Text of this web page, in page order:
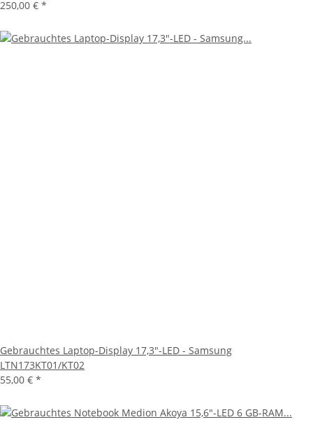
250,00 € *
Gebrauchtes Laptop-Display 17,3"-LED - Samsung
LTN173KT01/KT02
55,00 € *